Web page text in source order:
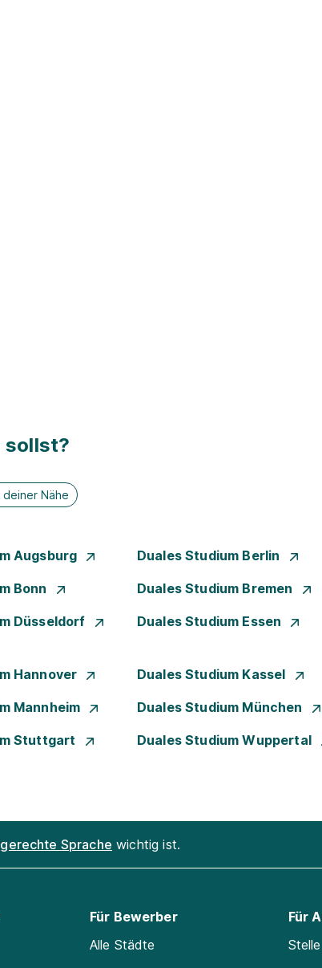
sollst?
Nähe
Augsburg Duales Studium Berlin
Bonn Duales Studium Bremen
Düsseldorf Duales Studium Essen
Hannover Duales Studium Kassel
Mannheim Duales Studium München
Stuttgart Duales Studium Wuppertal
Sprache wichtig ist.
Für Bewerber
Alle Städte
Für